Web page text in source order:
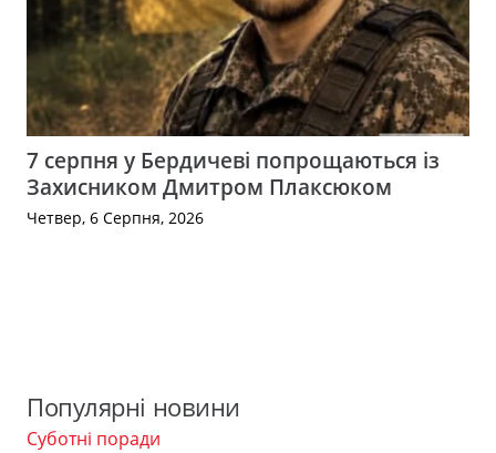
7 серпня у Бердичеві попрощаються із
Захисником Дмитром Плаксюком
Четвер, 6 Серпня, 2026
Популярні новини
Суботні поради